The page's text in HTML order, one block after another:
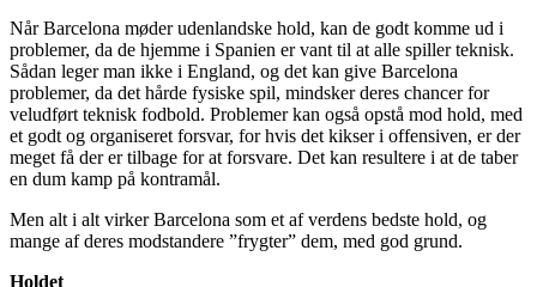
Når Barcelona møder udenlandske hold, kan de godt komme ud i
problemer, da de hjemme i Spanien er vant til at alle spiller teknisk.
Sådan leger man ikke i England, og det kan give Barcelona
problemer, da det hårde fysiske spil, mindsker deres chancer for
veludført teknisk fodbold. Problemer kan også opstå mod hold, med
et godt og organiseret forsvar, for hvis det kikser i offensiven, er der
meget få der er tilbage for at forsvare. Det kan resultere i at de taber
en dum kamp på kontramål.
Men alt i alt virker Barcelona som et af verdens bedste hold, og
mange af deres modstandere ”frygter” dem, med god grund.
Holdet